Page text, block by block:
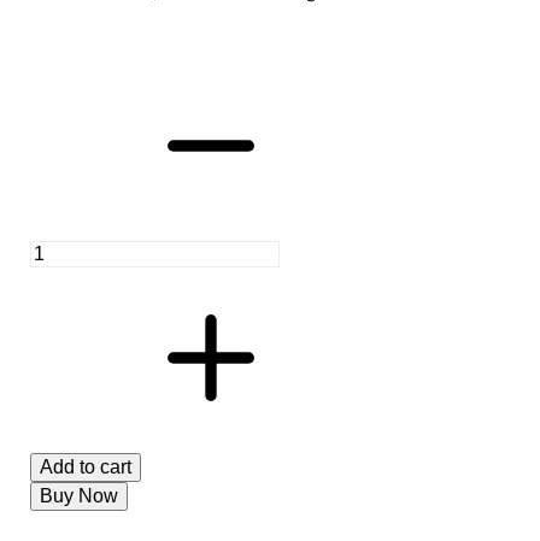
Add to cart
Buy Now